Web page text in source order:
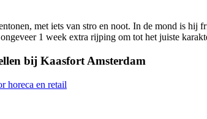
met iets van stro en noot. In de mond is hij
1 week extra rijping om tot het juiste
bij Kaasfort Amsterdam
horeca en retail